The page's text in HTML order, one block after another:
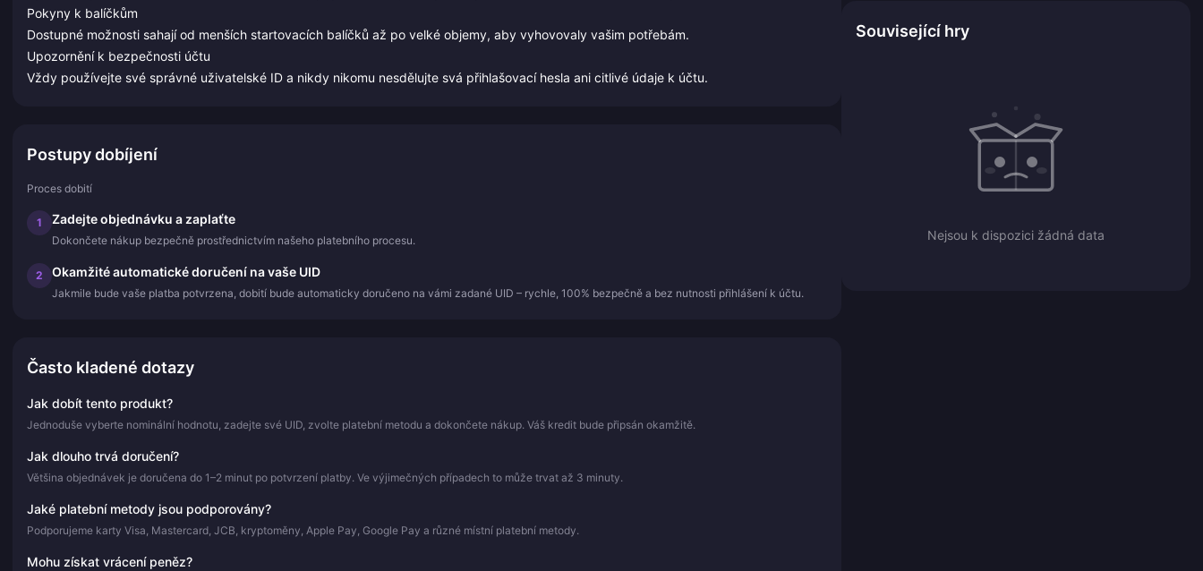
Pokyny k balíčkům
Dostupné možnosti sahají od menších startovacích balíčků až po velké objemy, aby vyhovovaly vašim potřebám.
Upozornění k bezpečnosti účtu
Vždy používejte své správné uživatelské ID a nikdy nikomu nesdělujte svá přihlašovací hesla ani citlivé údaje k účtu.
Postupy dobíjení
Proces dobití
1 Zadejte objednávku a zaplaťte
Dokončete nákup bezpečně prostřednictvím našeho platebního procesu.
2 Okamžité automatické doručení na vaše UID
Jakmile bude vaše platba potvrzena, dobití bude automaticky doručeno na vámi zadané UID – rychle, 100% bezpečně a bez nutnosti přihlášení k účtu.
Často kladené dotazy
Jak dobít tento produkt?
Jednoduše vyberte nominální hodnotu, zadejte své UID, zvolte platební metodu a dokončete nákup. Váš kredit bude připsán okamžitě.
Jak dlouho trvá doručení?
Většina objednávek je doručena do 1–2 minut po potvrzení platby. Ve výjimečných případech to může trvat až 3 minuty.
Jaké platební metody jsou podporovány?
Podporujeme karty Visa, Mastercard, JCB, kryptoměny, Apple Pay, Google Pay a různé místní platební metody.
Mohu získat vrácení peněz?
Související hry
Nejsou k dispozici žádná data